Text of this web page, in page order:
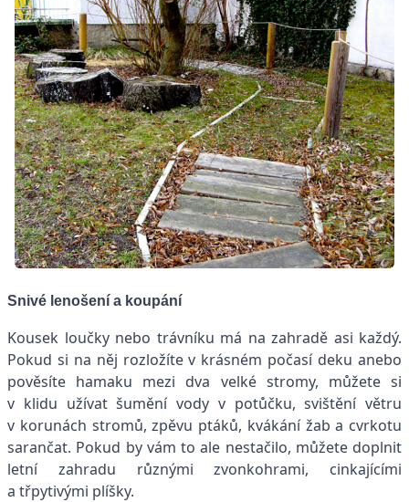
Snivé lenošení a koupání
Kousek loučky nebo trávníku má na zahradě asi každý.
Pokud si na něj rozložíte v krásném počasí deku anebo
pověsíte hamaku mezi dva velké stromy, můžete si
v klidu užívat šumění vody v potůčku, svištění větru
v korunách stromů, zpěvu ptáků, kvákání žab a cvrkotu
sarančat. Pokud by vám to ale nestačilo, můžete doplnit
letní zahradu různými zvonkohrami, cinkajícími
a třpytivými plíšky.